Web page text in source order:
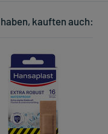
kauften auch: